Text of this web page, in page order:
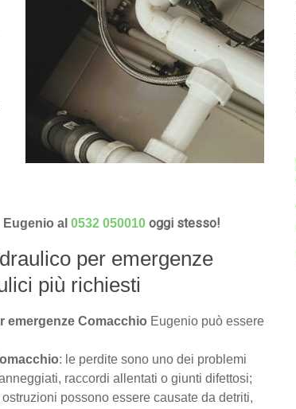
al 0532 050010 oggi stesso!
per emergenze
più richiesti
emergenze Comacchio Eugenio può essere
: le perdite sono uno dei problemi
raccordi allentati o giunti difettosi;
ostruzioni possono essere causate da detriti,